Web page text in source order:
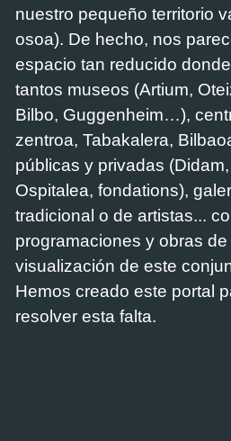
nuestro pequeño territorio
osoa). De hecho, nos
espacio tan reducido
tantos museos (Artium,
Bilbo, Guggenheim…),
zentroa, Tabakalera,
públicas y privadas
Ospitalea, fondations),
tradicional o de artistas...
programaciones y obras
visualización de este
Hemos creado este portal
resolver esta falta.